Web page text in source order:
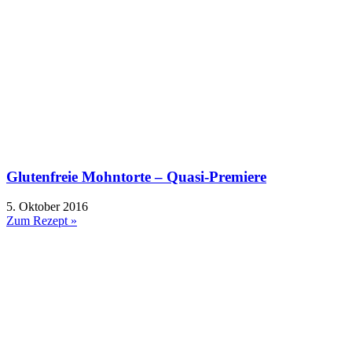
Glutenfreie Mohntorte – Quasi-Premiere
5. Oktober 2016
Zum Rezept »